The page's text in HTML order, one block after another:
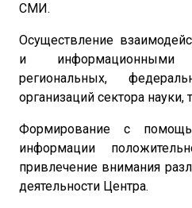
СМИ.
Осуществление
и информационными
региональных,
организаций сектора науки,
Формирование с
информации
привлечение внимания
деятельности Центра.